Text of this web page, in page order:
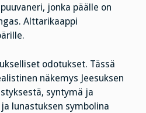
jonka päälle on
Alttarikaappi
odotukset. Tässä
näkemys Jeesuksen
syntymä ja
lunastuksen symbolina